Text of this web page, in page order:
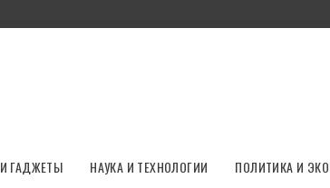
ГАДЖЕТЫ НАУКА И ТЕХНОЛОГИИ ПОЛИТИКА И